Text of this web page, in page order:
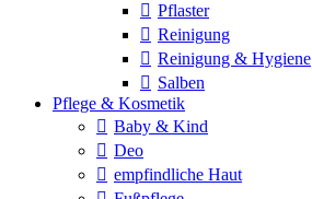
Pflaster
Reinigung
Reinigung & Hygiene
Salben
Pflege & Kosmetik
Baby & Kind
Deo
empfindliche Haut